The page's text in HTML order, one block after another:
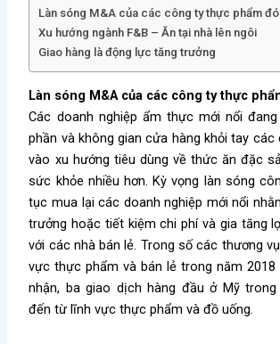
Làn sóng M&A của các công ty thực phẩm
Xu hướng ngành F&B – Ăn tại nhà lên ngôi
Giao hàng là động lực tăng trưởng
Làn sóng M&A của các công ty thực
Các doanh nghiệp ẩm thực mới nổi
phần và không gian cửa hàng khỏi tay các
vào xu hướng tiêu dùng về thức ăn đặc
sức khỏe nhiều hơn. Kỳ vọng làn sóng
tục mua lại các doanh nghiệp mới nổi
trưởng hoặc tiết kiệm chi phí và gia tăng
với các nhà bán lẻ. Trong số các thương
vực thực phẩm và bán lẻ trong năm 2018
nhận, ba giao dịch hàng đầu ở Mỹ
đến từ lĩnh vực thực phẩm và đồ uống.